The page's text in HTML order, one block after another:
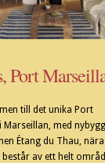
Port
till det unika Port
Marseillan, med
Étang du Thau, nära
består av ett helt